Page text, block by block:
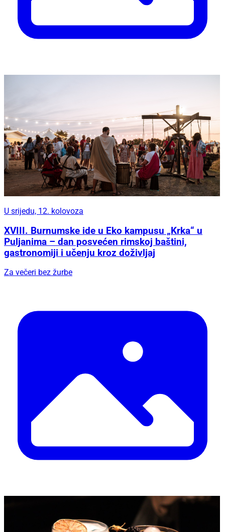
U srijedu, 12. kolovoza
XVIII. Burnumske ide u Eko kampusu „Krka“ u
Puljanima – dan posvećen rimskoj baštini,
gastronomiji i učenju kroz doživljaj
Za večeri bez žurbe